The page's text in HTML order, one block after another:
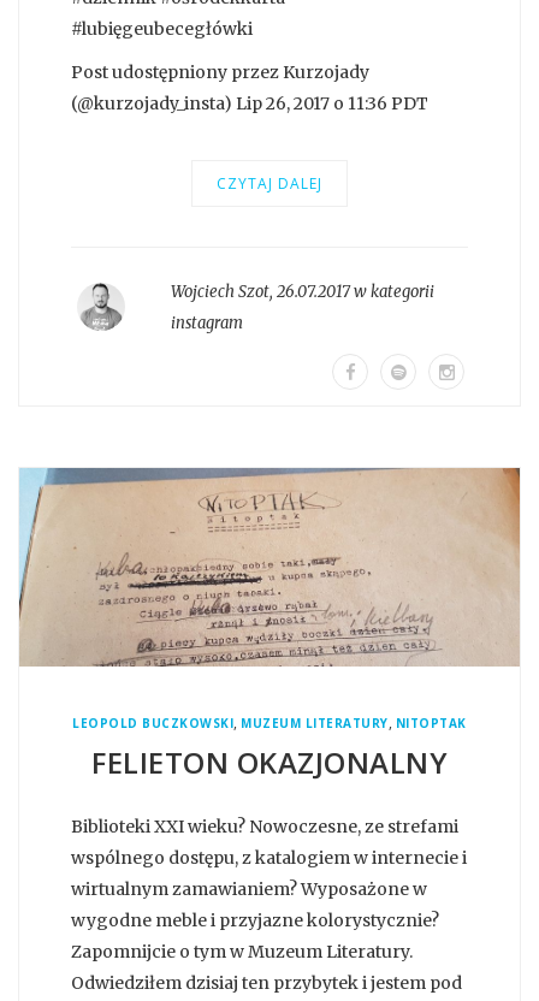
#lubięgeubecegłówki
Post udostępniony przez Kurzojady
(@kurzojady_insta) Lip 26, 2017 o 11:36 PDT
CZYTAJ DALEJ
Wojciech Szot, 26.07.2017 w kategorii
instagram
LEOPOLD BUCZKOWSKI, MUZEUM LITERATURY, NITOPTAK
FELIETON OKAZJONALNY
Biblioteki XXI wieku? Nowoczesne, ze strefami
wspólnego dostępu, z katalogiem w internecie i
wirtualnym zamawianiem? Wyposażone w
wygodne meble i przyjazne kolorystycznie?
Zapomnijcie o tym w Muzeum Literatury.
Odwiedziłem dzisiaj ten przybytek i jestem pod